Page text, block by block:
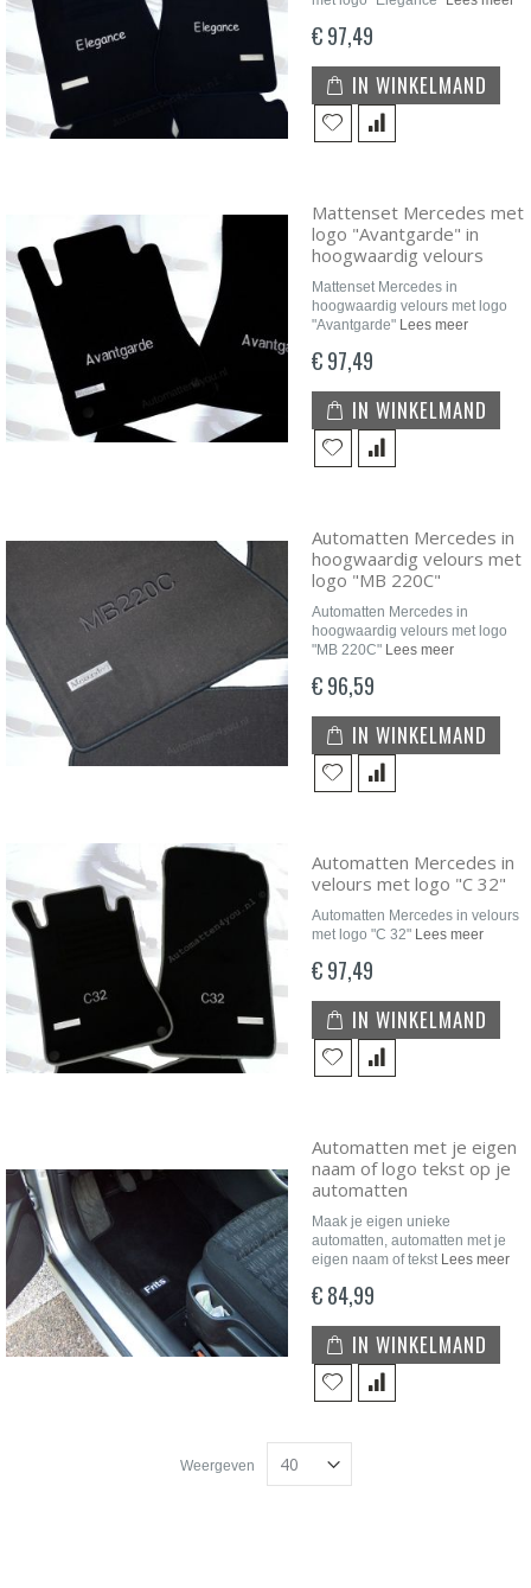
€ 97,49
IN WINKELMAND
Mattenset Mercedes met
logo "Avantgarde" in
hoogwaardig velours
Mattenset Mercedes in
hoogwaardig velours met logo
"Avantgarde" Lees meer
€ 97,49
IN WINKELMAND
Automatten Mercedes in
hoogwaardig velours met
logo "MB 220C"
Automatten Mercedes in
hoogwaardig velours met logo
"MB 220C" Lees meer
€ 96,59
IN WINKELMAND
Automatten Mercedes in
velours met logo "C 32"
Automatten Mercedes in velours
met logo "C 32" Lees meer
€ 97,49
IN WINKELMAND
Automatten met je eigen
naam of logo tekst op je
automatten
Maak je eigen unieke
automatten, automatten met je
eigen naam of tekst Lees meer
€ 84,99
IN WINKELMAND
Weergeven